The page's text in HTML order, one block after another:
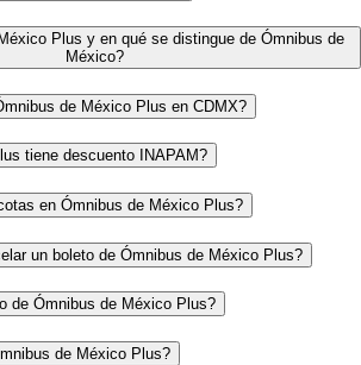
Plus y en qué se distingue de Ómnibus de
México?
de México Plus en CDMX?
tiene descuento INAPAM?
en Ómnibus de México Plus?
un boleto de Ómnibus de México Plus?
de Ómnibus de México Plus?
de México Plus?